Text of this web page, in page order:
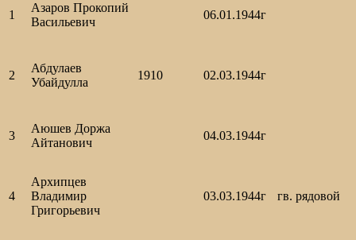
1
Азаров Прокопий
Васильевич
06.01.1944г
2
Абдулаев
Убайдулла
1910 02.03.1944г
3
Аюшев Доржа
Айтанович
04.03.1944г
4
Архипцев
Владимир
Григорьевич
03.03.1944г гв. рядовой